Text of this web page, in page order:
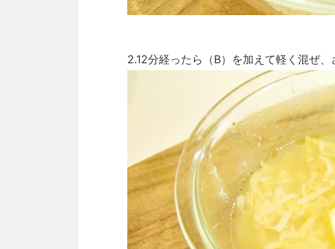
2.12分経ったら（B）を加えて軽く混ぜ